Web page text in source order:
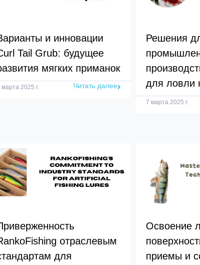
и инновации
Tail Grub: будущее
мягких приманок
марта 2025 г. Читать далее
Решения
для ловли
7 марта 2025 г.
отраслевым
для
Освоение
приемы и